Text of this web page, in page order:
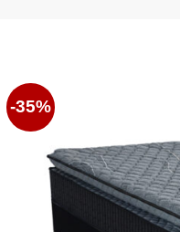
-35%